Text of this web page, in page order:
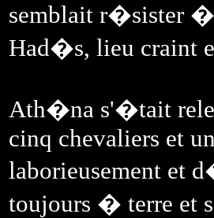
semblait r�sister �
Had�s, lieu craint
Ath�na s'�tait
cinq chevaliers et
laborieusement et
toujours � terre et